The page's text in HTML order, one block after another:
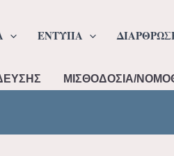
ΕΝΤΥΠΑ
ΜΙΣΘΟΔΟΣΙΑ/